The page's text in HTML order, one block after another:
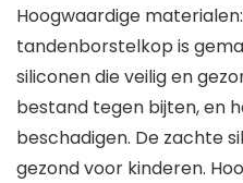
Hoogwaardige
tandenborstelkop is
siliconen die veilig en
bestand tegen bijten, en
beschadigen. De zachte
gezond voor kinderen.